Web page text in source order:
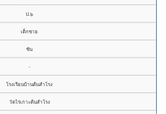
ป.๖
เด็กชาย
ซัน
-
โรงเรียนบ้านต้นสำโรง
วัดไร่เกาะต้นสำโรง